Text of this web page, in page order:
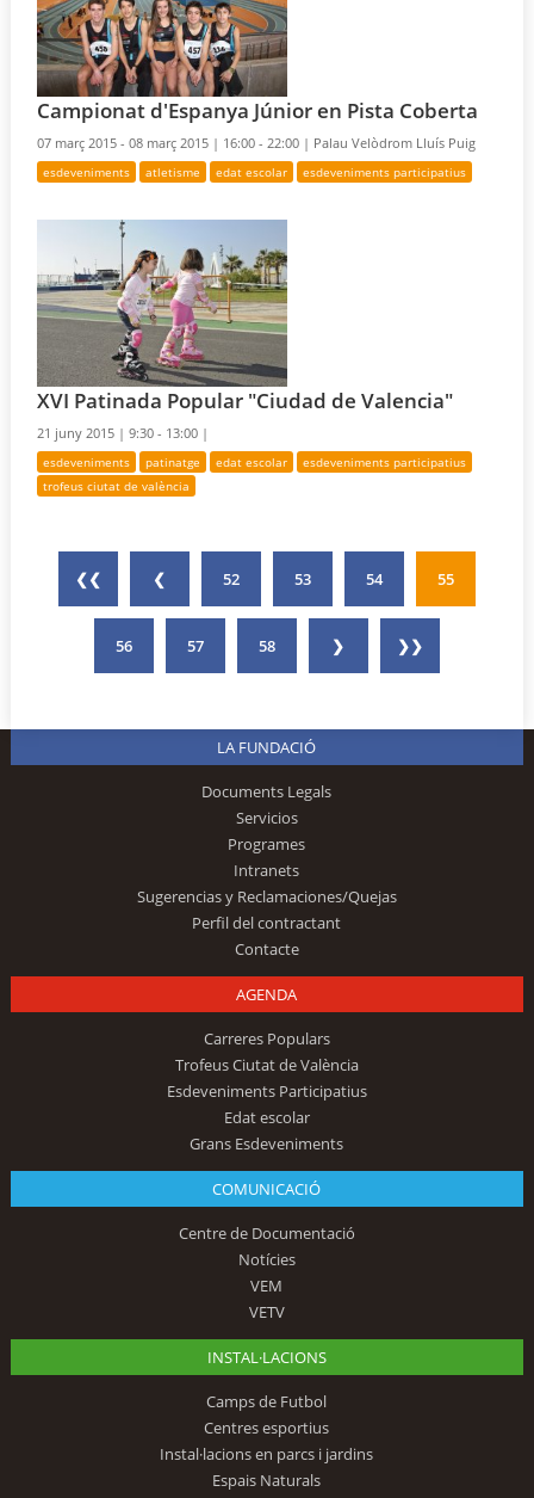
Campionat d'Espanya Júnior en Pista Coberta
07 març 2015 - 08 març 2015 | 16:00 - 22:00 | Palau Velòdrom Lluís Puig
esdeveniments atletisme edat escolar esdeveniments participatius
XVI Patinada Popular "Ciudad de Valencia"
21 juny 2015 |9:30 - 13:00 |
esdeveniments patinatge edat escolar
esdeveniments participatius
trofeus ciutat de valència
❮❮ ❮ 52 53 54 55
56 57 58 ❯ ❯❯
LA FUNDACIÓ
Documents Legals
Servicios
Programes
Intranets
Sugerencias y Reclamaciones/Quejas
Perfil del contractant
Contacte
AGENDA
Carreres Populars
Trofeus Ciutat de València
Esdeveniments Participatius
Edat escolar
Grans Esdeveniments
COMUNICACIÓ
Centre de Documentació
Notícies
VEM
VETV
INSTAL·LACIONS
Camps de Futbol
Centres esportius
Instal·lacions en parcs i jardins
Espais Naturals